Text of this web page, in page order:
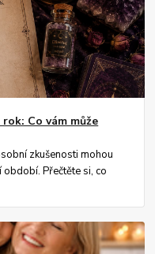
Co vám může
zkušenosti mohou
Přečtěte si, co